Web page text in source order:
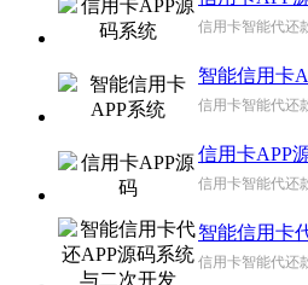
信用卡智能代还
智能信用卡
信用卡智能代还
信用卡APP
信用卡智能代还
智能信用卡
信用卡智能代还